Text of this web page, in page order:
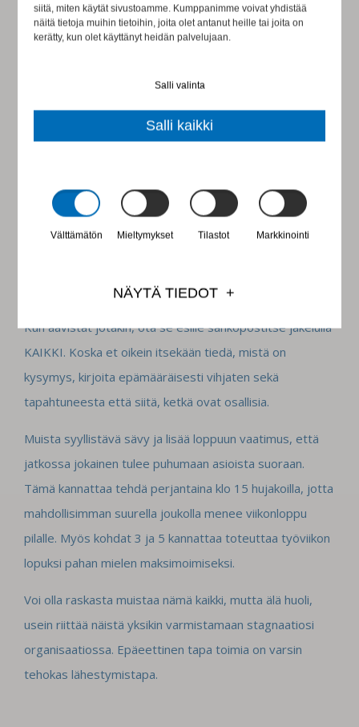
siitä, miten käytät sivustoamme. Kumppanimme voivat yhdistää
näitä tietoja muihin tietoihin, joita olet antanut heille tai joita on
kerätty, kun olet käyttänyt heidän palvelujaan.
Salli valinta
Salli kaikki
Välttämätön Mieltymykset Tilastot Markkinointi
NÄYTÄ TIEDOT
Valitse pomosi lisäksi muutama muu henkilö, joiden
puhuessa pyörittelet silmiäsi, huokailet ja lähettelet
Kun aavistat jotakin, ota se esille sähköpostitse jakelulla
KAIKKI. Koska et oikein itsekään tiedä, mistä on
kysymys, kirjoita epämääräisesti vihjaten sekä
tapahtuneesta että siitä, ketkä ovat osallisia.
Muista syyllistävä sävy ja lisää loppuun vaatimus, että
jatkossa jokainen tulee puhumaan asioista suoraan.
Tämä kannattaa tehdä perjantaina klo 15 hujakoilla, jotta
mahdollisimman suurella joukolla menee viikonloppu
pilalle. Myös kohdat 3 ja 5 kannattaa toteuttaa työviikon
lopuksi pahan mielen maksimoimiseksi.
Voi olla raskasta muistaa nämä kaikki, mutta älä huoli,
usein riittää näistä yksikin varmistamaan stagnaatiosi
organisaatiossa. Epäeettinen tapa toimia on varsin
tehokas lähestymistapa.